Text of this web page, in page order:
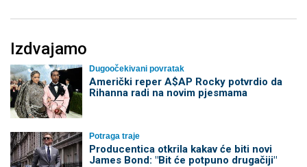
Izdvajamo
Dugoočekivani povratak
Američki reper A$AP Rocky potvrdio da
Rihanna radi na novim pjesmama
Potraga traje
Producentica otkrila kakav će biti novi
James Bond: "Bit će potpuno drugačiji"